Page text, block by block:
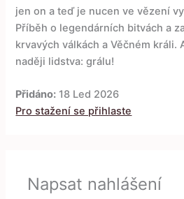
jen on a teď je nucen ve vězení
Příběh o legendárních bitvách a
krvavých válkách a Věčném králi.
naději lidstva: grálu!
Přidáno: 18 Led 2026
Pro stažení se přihlaste
Napsat nahlášení